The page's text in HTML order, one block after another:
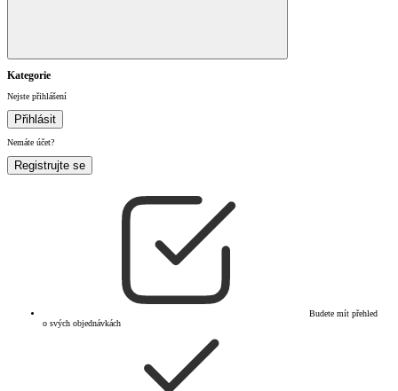
Kategorie
Nejste přihlášení
Přihlásit
Nemáte účet?
Registrujte se
Budete mít přehled
o svých objednávkách